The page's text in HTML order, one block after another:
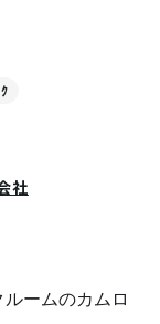
社
ームのカムロ